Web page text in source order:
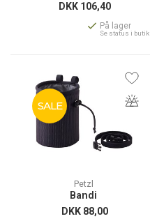
DKK 106,40
På lager
Se status i butik
SALE
Petzl
Bandi
DKK 88,00